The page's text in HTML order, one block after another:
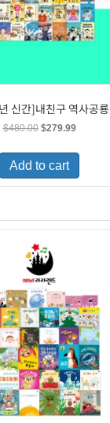
신간]내친구 역사공룡
$480.00 Original
was:
$480.00.
$279.99Current
is:
Add to cart